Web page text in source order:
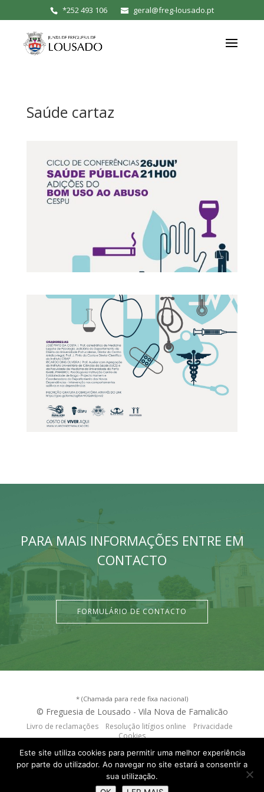
*252 493 106 geral@freg-lousado.pt
Saúde cartaz
PARA MAIS INFORMAÇÕES ENTRE EM
CONTACTO
FORMULÁRIO DE CONTACTO
* (Chamada para rede fixa nacional)
© Freguesia de Lousado - Vila Nova de Famalicão
Livro de reclamações Resolução litígios online
Privacidade
Cookies
Este site utiliza cookies para permitir uma melhor experiência
por parte do utilizador. Ao navegar no site estará a consentir a
sua utilização.